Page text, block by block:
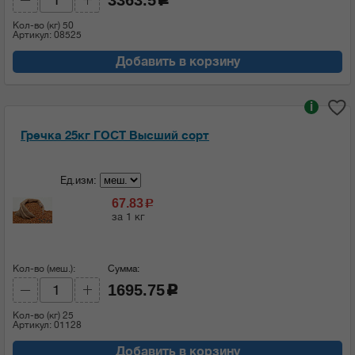
Кол-во (кг) 50
Артикул: 08525
Добавить в корзину
Гречка 25кг ГОСТ Высший сорт
i
Ед.изм:
67.83 c
за 1 кг
Кол-во (меш.):
Кол-во (кг) 25
Артикул: 01128
Сумма:
1695.75 c
Добавить в корзину